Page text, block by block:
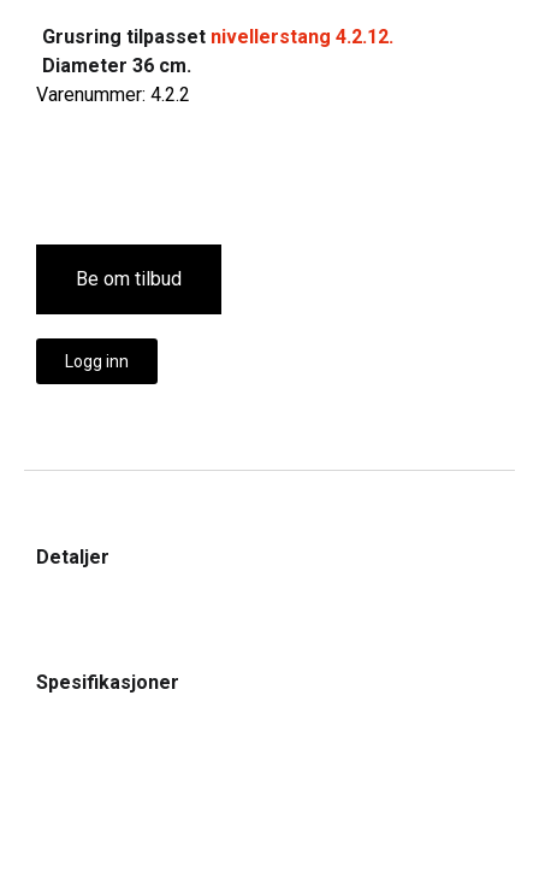
Grusring tilpasset nivellerstang 4.2.12.
Diameter 36 cm.
Varenummer: 4.2.2
Be om tilbud
Logg inn
Detaljer
Spesifikasjoner